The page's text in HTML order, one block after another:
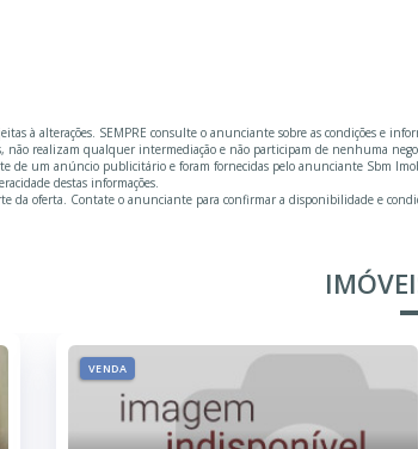
à alterações. SEMPRE consulte o anunciante sobre as condições e
não realizam qualquer intermediação e não participam de nenhuma
de um anúncio publicitário e foram fornecidas pelo anunciante Sbm
destas informações.
da oferta. Contate o anunciante para confirmar a disponibilidade e
VENDA